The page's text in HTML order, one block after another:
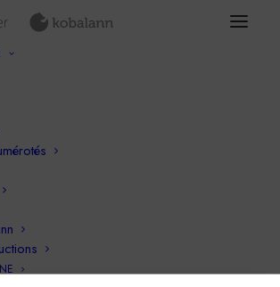
privées
songes